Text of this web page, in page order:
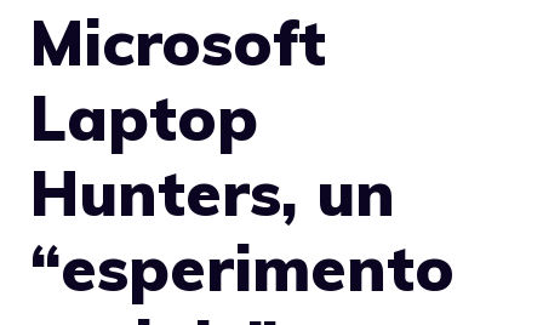
Microsoft
Laptop
Hunters, un
“esperimento